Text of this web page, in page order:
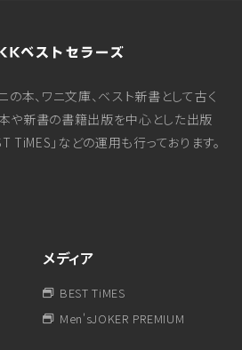
本、ワニ文庫、ベスト新書として古く
や新書の書籍出版を中心とした出版
TiMES」などの運用も行っております。
メディア
BEST TiMES
Men'sJOKER PREMIUM